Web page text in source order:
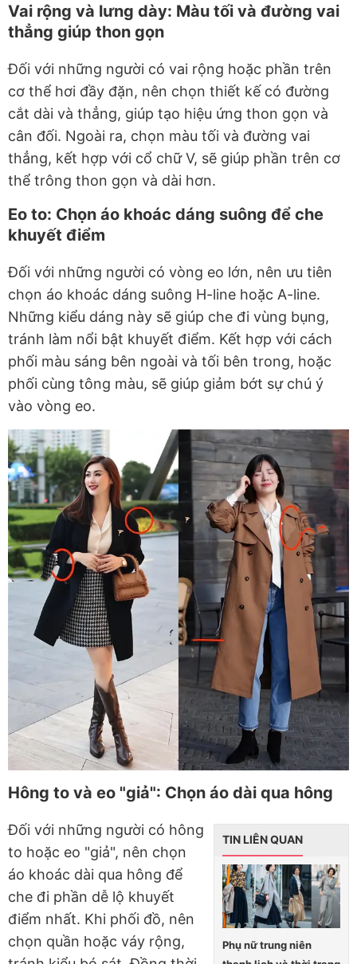
Vai rộng và lưng dày: Màu tối và đường vai
thẳng giúp thon gọn
Đối với những người có vai rộng hoặc phần trên
cơ thể hơi đầy đặn, nên chọn thiết kế có đường
cắt dài và thẳng, giúp tạo hiệu ứng thon gọn và
cân đối. Ngoài ra, chọn màu tối và đường vai
thẳng, kết hợp với cổ chữ V, sẽ giúp phần trên cơ
thể trông thon gọn và dài hơn.
Eo to: Chọn áo khoác dáng suông để che
khuyết điểm
Đối với những người có vòng eo lớn, nên ưu tiên
chọn áo khoác dáng suông H-line hoặc A-line.
Những kiểu dáng này sẽ giúp che đi vùng bụng,
tránh làm nổi bật khuyết điểm. Kết hợp với cách
phối màu sáng bên ngoài và tối bên trong, hoặc
phối cùng tông màu, sẽ giúp giảm bớt sự chú ý
vào vòng eo.
Hông to và eo "giả": Chọn áo dài qua hông
TIN LIÊN QUAN
Phụ nữ trung niên
Đối với những người có hông
to hoặc eo "giả", nên chọn
áo khoác dài qua hông để
che đi phần dễ lộ khuyết
điểm nhất. Khi phối đồ, nên
chọn quần hoặc váy rộng,